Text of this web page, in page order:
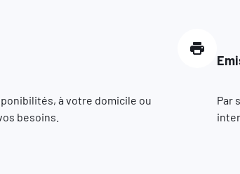
à votre domicile ou
besoins.
Par